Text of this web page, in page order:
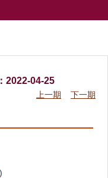
2022-04-25
上一期 下一期
)